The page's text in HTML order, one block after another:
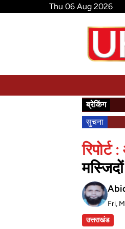
Thu 06 Aug 2026
ब्रेकिंग
सुचना
रिपोर्ट
Fri,
उत्तराखंड